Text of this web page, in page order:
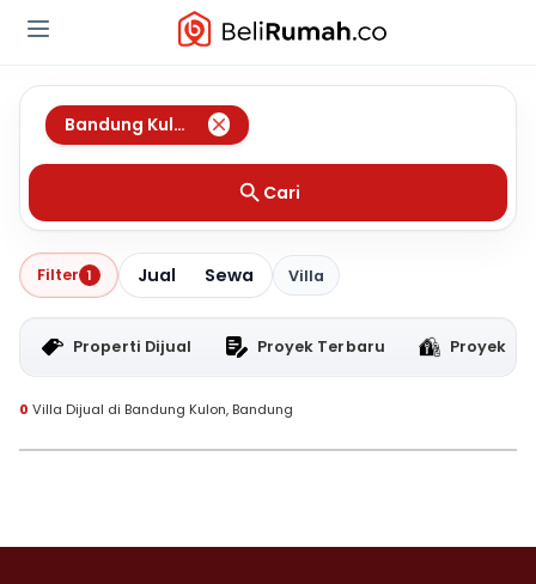
Bandung Kulon Bandung
Cari
Filter 1 Jual Sewa Villa
Properti Dijual Proyek Terbaru Proyek
0 Villa Dijual di Bandung Kulon, Bandung